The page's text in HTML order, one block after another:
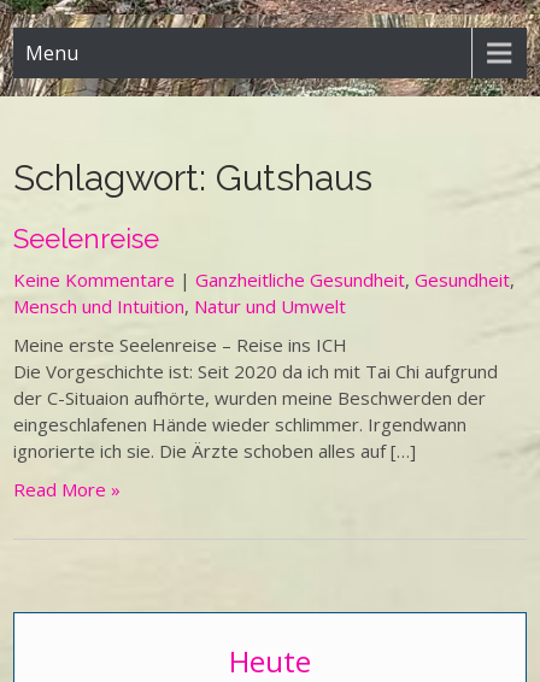
Menu
Schlagwort: Gutshaus
Seelenreise
Keine Kommentare |Ganzheitliche Gesundheit,Gesundheit,
Mensch und Intuition, Natur und Umwelt
Meine erste Seelenreise – Reise ins ICH
Die Vorgeschichte ist: Seit 2020 da ich mit Tai Chi aufgrund
der C-Situaion aufhörte, wurden meine Beschwerden der
eingeschlafenen Hände wieder schlimmer. Irgendwann
ignorierte ich sie. Die Ärzte schoben alles auf […]
Read More »
Heute